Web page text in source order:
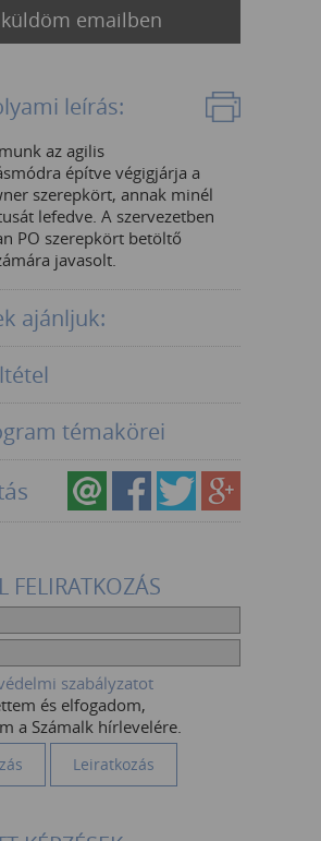
emailben
leírás:
az agilis
építve végigjárja a
szerepkört, annak minél
lefedve. A szervezetben
PO szerepkört betöltő
javasolt.
ajánljuk:
témakörei
FELIRATKOZÁS
szabályzatot
és elfogadom,
a Számalk hírlevelére.